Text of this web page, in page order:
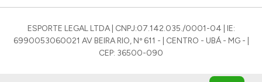
ESPORTE LEGAL LTDA | CNPJ:07.142.035./0001-04 | IE:
6990053060021 AV BEIRA RIO, Nº 611 - | CENTRO - UBÁ - MG - |
CEP: 36500-090